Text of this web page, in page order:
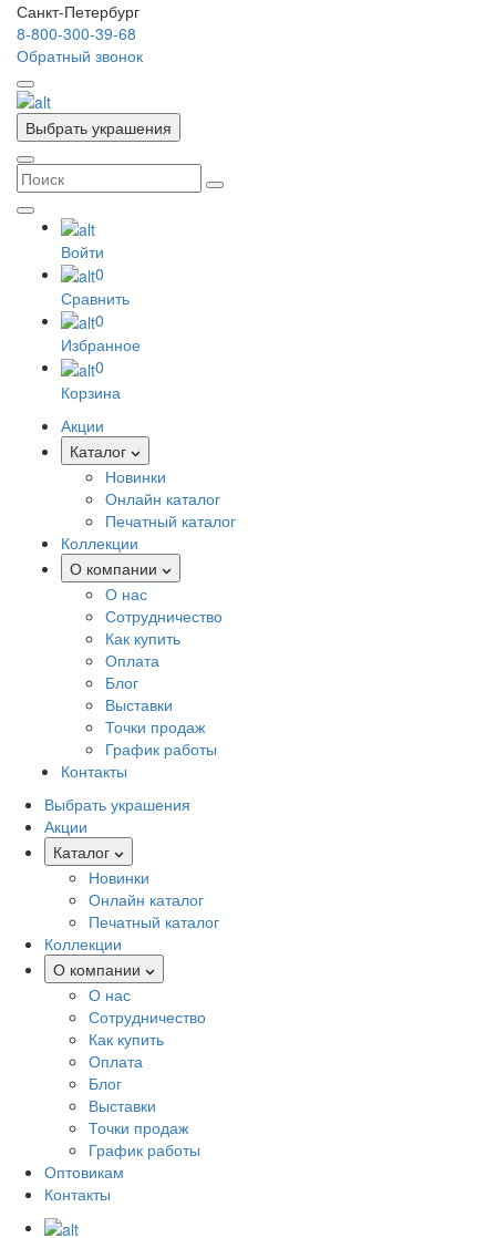
Санкт-Петербург
8-800-300-39-68
Обратный звонок
Выбрать украшения
Войти
0
Сравнить
0
Избранное
0
Корзина
Акции
Каталог
Новинки
Онлайн каталог
Печатный каталог
Коллекции
О компании
О нас
Сотрудничество
Как купить
Оплата
Блог
Выставки
Точки продаж
График работы
Контакты
Выбрать украшения
Акции
Каталог
Новинки
Онлайн каталог
Печатный каталог
Коллекции
О компании
О нас
Сотрудничество
Как купить
Оплата
Блог
Выставки
Точки продаж
График работы
Оптовикам
Контакты